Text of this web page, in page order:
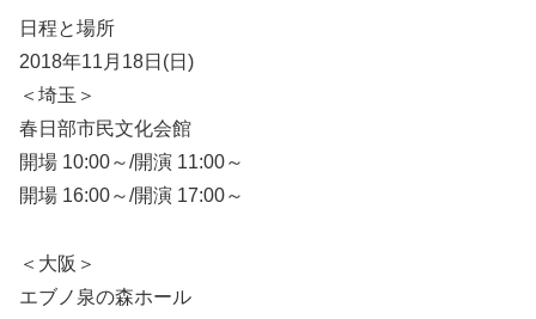
日程と場所
2018年11月18日(日)
＜埼玉＞
春日部市民文化会館
開場 10:00～/開演 11:00～
開場 16:00～/開演 17:00～
＜大阪＞
エブノ泉の森ホール